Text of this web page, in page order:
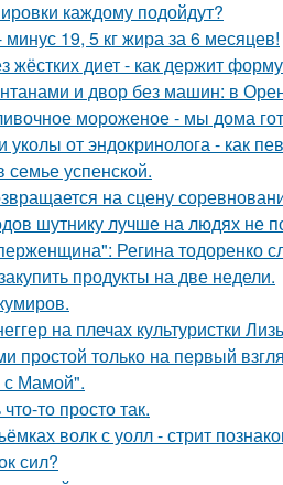
каждому подойдут?
минус 19, 5 кг жира за 6 месяцев!
жёстких диет - как держит
и двор без машин: в
мороженое - мы дома
от эндокринолога - как
успенской.
на сцену
шутнику лучше на людях не
Регина тодоренко
продукты на две недели.
на плечах культуристки
простой только на первый
Мамой".
то просто так.
волк с уолл - стрит
сил?